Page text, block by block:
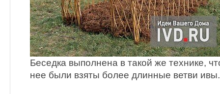
Беседка выполнена в такой же технике,
нее были взяты более длинные ветви ивы.